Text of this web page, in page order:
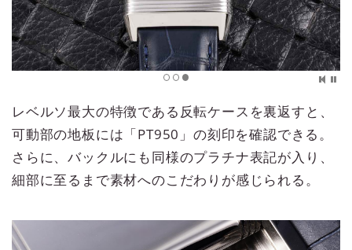
レベルソ最大の特徴である反転ケースを裏返すと、
可動部の地板には「PT950」の刻印を確認できる。
さらに、バックルにも同様のプラチナ表記が入り、
細部に至るまで素材へのこだわりが感じられる。